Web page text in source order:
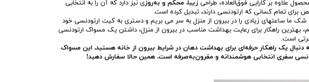
علاوه بر کارایی فوق‌العاده، طراحی زیبا، محکم و به‌روزی نیز دارد که آن را به انتخابی
برای تمام کسانی که ارتودنسی دارند، تبدیل کرده است.
شک ما ساعتهای زیادی را در بیرون از منزل به سر می بریم و دستری به کیت ارتودنسی خود
بهترین راهکار برای رعایت بهداشت مناسب در بیرون از منزل، داشتن یک مسواک ارتودنسی
است.
دنبال یک راهکار حرفه‌ای برای بهداشت دهان در شرایط بیرون از خانه هستید، این مسواک
سفری انتخابی هوشمندانه و مقرون‌به‌صرفه است. همین حالا سفارش دهید!